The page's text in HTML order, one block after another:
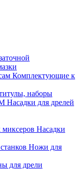
Комплектующие к
наборы
Насадки для дрелей
Насадки
Ножи для
для дрели